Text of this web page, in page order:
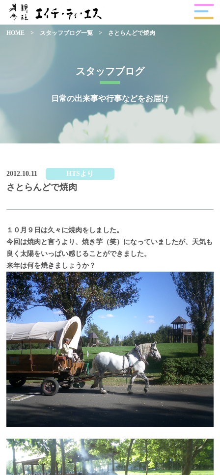
スタッフブログ
日常の出来事や行事などをお届け
HOME > スタッフブログ一覧 > さとらんどで焼肉
2012.10.11 HTSより
さとらんどで焼肉
１０月９日は久々に焼肉をしました。
今回は焼肉と言うより、焼き芋（笑）になっていましたが、天気も
良く太陽をいっぱい感じることができました。
来年は何を焼きましょうか？